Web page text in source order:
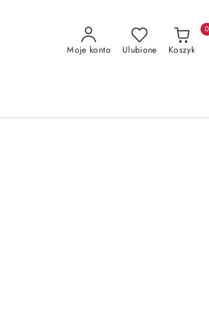
Moje konto Ulubione Koszyk
0